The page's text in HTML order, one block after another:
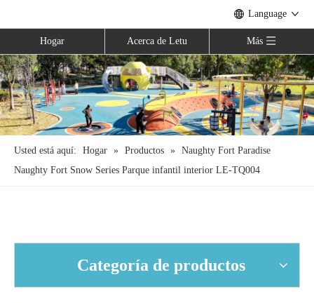
Language
Hogar Acerca de Letu Más
Usted está aquí: Hogar » Productos » Naughty Fort Paradise
Naughty Fort Snow Series Parque infantil interior LE-TQ004
Categoría de productos